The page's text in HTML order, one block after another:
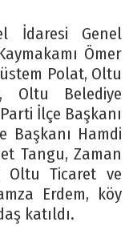
İdaresi Genel
Ömer
Polat, Oltu
Oltu Belediye
İlçe Başkanı
Başkanı Hamdi
Tangu, Zaman
Oltu Ticaret ve
Erdem, köy
katıldı.